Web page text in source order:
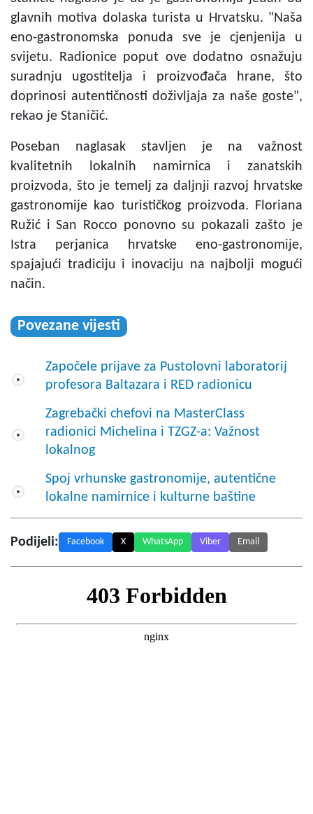
glavnih motiva dolaska turista u Hrvatsku. "Naša
eno-gastronomska ponuda sve je cjenjenija u
svijetu. Radionice poput ove dodatno osnažuju
suradnju ugostitelja i proizvođača hrane, što
doprinosi autentičnosti doživljaja za naše goste",
rekao je Staničić.
Poseban naglasak stavljen je na važnost
kvalitetnih lokalnih namirnica i zanatskih
proizvoda, što je temelj za daljnji razvoj hrvatske
gastronomije kao turističkog proizvoda. Floriana
Ružić i San Rocco ponovno su pokazali zašto je
Istra perjanica hrvatske eno-gastronomije,
spajajući tradiciju i inovaciju na najbolji mogući
način.
Povezane vijesti
Započele prijave za Pustolovni laboratorij
profesora Baltazara i RED radionicu
Zagrebački chefovi na MasterClass
radionici Michelina i TZGZ-a: Važnost
lokalnog
Spoj vrhunske gastronomije, autentične
lokalne namirnice i kulturne baštine
Podijeli: Facebook X WhatsApp Viber Email